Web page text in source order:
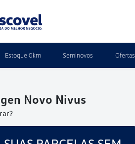
Estoque 0km Seminovos Ofertas
Novo Nivus